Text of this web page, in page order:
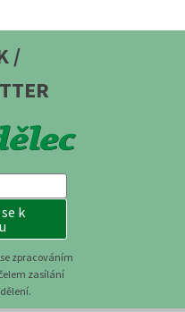
/
k
zpracováním
zasílání